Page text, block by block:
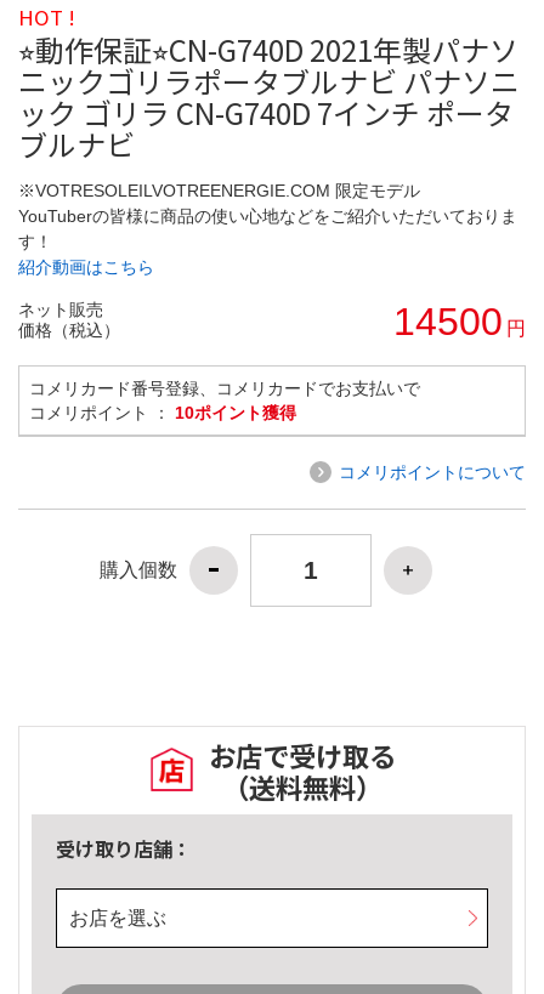
HOT !
⭐︎動作保証⭐︎CN-G740D 2021年製パナソ
ニックゴリラポータブルナビ パナソニ
ック ゴリラ CN-G740D 7インチ ポータ
ブルナビ
※VOTRESOLEILVOTREENERGIE.COM 限定モデル
YouTuberの皆様に商品の使い心地などをご紹介いただいておりま
す！
紹介動画はこちら
ネット販売
価格（税込）
14500 円
コメリカード番号登録、コメリカードでお支払いで
コメリポイント ： 10ポイント獲得
コメリポイントについて
購入個数
お店で受け取る
（送料無料）
受け取り店舗：
お店を選ぶ